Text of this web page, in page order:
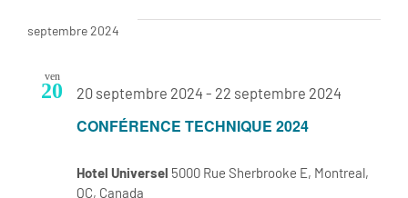
septembre 2024
ven
20
CONFÉRENCE TECHNIQUE 2024
20 septembre 2024 - 22 septembre 2024
Hotel Universel 5000 Rue Sherbrooke E, Montreal,
QC, Canada